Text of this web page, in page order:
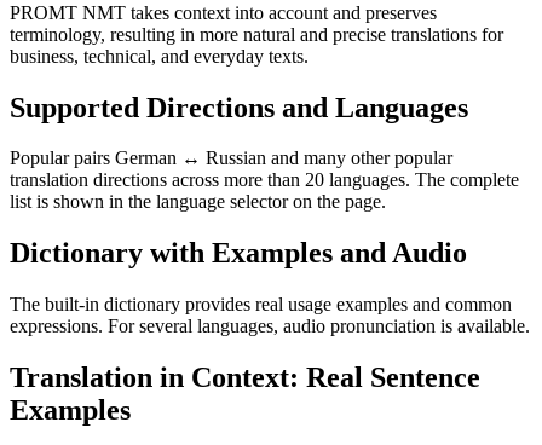
PROMT NMT takes context into account and preserves
terminology, resulting in more natural and precise translations for
business, technical, and everyday texts.
Supported Directions and Languages
Popular pairs German ↔ Russian and many other popular
translation directions across more than 20 languages. The complete
list is shown in the language selector on the page.
Dictionary with Examples and Audio
The built-in dictionary provides real usage examples and common
expressions. For several languages, audio pronunciation is available.
Translation in Context: Real Sentence
Examples